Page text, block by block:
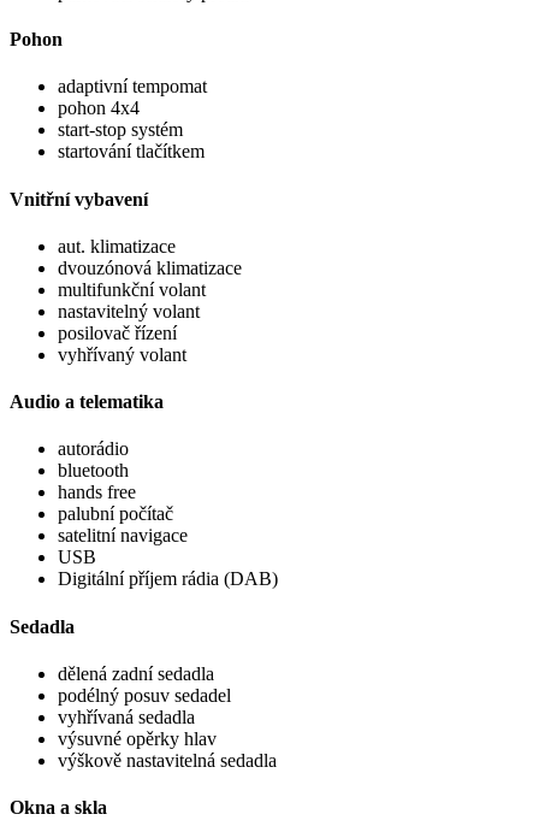
Pohon
adaptivní tempomat
pohon 4x4
start-stop systém
startování tlačítkem
Vnitřní vybavení
aut. klimatizace
dvouzónová klimatizace
multifunkční volant
nastavitelný volant
posilovač řízení
vyhřívaný volant
Audio a telematika
autorádio
bluetooth
hands free
palubní počítač
satelitní navigace
USB
Digitální příjem rádia (DAB)
Sedadla
dělená zadní sedadla
podélný posuv sedadel
vyhřívaná sedadla
výsuvné opěrky hlav
výškově nastavitelná sedadla
Okna a skla